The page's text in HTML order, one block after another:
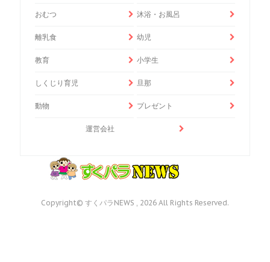
おむつ 沐浴・お風呂
離乳食 幼児
教育 小学生
しくじり育児 旦那
動物 プレゼント
運営会社
Copyright© すくパラNEWS , 2026 All Rights Reserved.